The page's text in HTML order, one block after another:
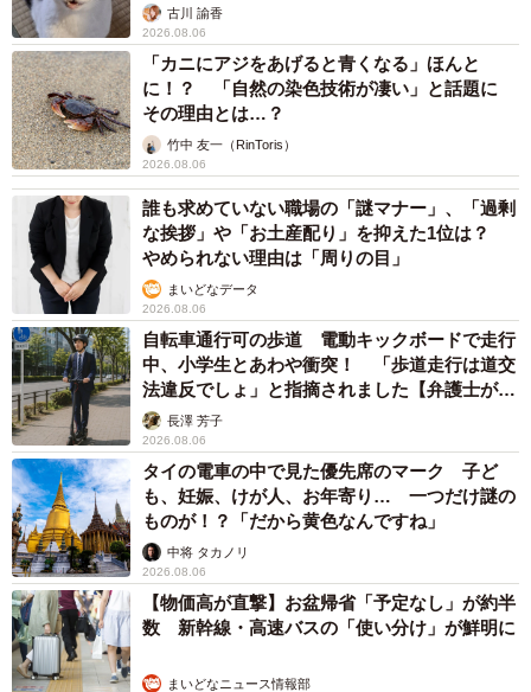
古川 諭香
2026.08.06
「カニにアジをあげると青くなる」ほんと
に！？ 「自然の染色技術が凄い」と話題に
その理由とは…？
竹中 友一（RinToris）
2026.08.06
誰も求めていない職場の「謎マナー」、「過剰
な挨拶」や「お土産配り」を抑えた1位は？
やめられない理由は「周りの目」
まいどなデータ
2026.08.06
自転車通行可の歩道 電動キックボードで走行
中、小学生とあわや衝突！ 「歩道走行は道交
法違反でしょ」と指摘されました【弁護士が解
説】長澤 芳子
2026.08.06
タイの電車の中で見た優先席のマーク 子ど
も、妊娠、けが人、お年寄り… 一つだけ謎の
ものが！？「だから黄色なんですね」
中将 タカノリ
2026.08.06
【物価高が直撃】お盆帰省「予定なし」が約半
数 新幹線・高速バスの「使い分け」が鮮明に
まいどなニュース情報部